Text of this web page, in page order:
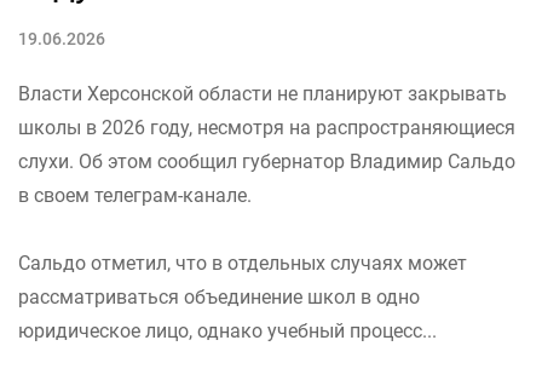
19.06.2026
Власти Херсонской области не планируют закрывать
школы в 2026 году, несмотря на распространяющиеся
слухи. Об этом сообщил губернатор Владимир Сальдо
в своем телеграм-канале.
Сальдо отметил, что в отдельных случаях может
рассматриваться объединение школ в одно
юридическое лицо, однако учебный процесс...